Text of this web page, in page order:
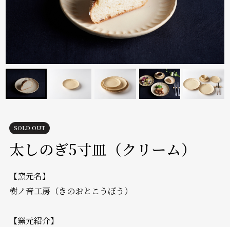
SOLD OUT
太しのぎ5寸皿（クリーム）
【窯元名】
樹ノ音工房（きのおとこうぼう）
【窯元紹介】